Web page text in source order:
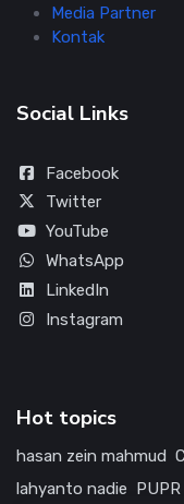
Media Partner
Kontak
Social Links
Facebook
Twitter
YouTube
WhatsApp
LinkedIn
Instagram
Hot topics
hasan zein mahmud
lahyanto nadie
PUPR